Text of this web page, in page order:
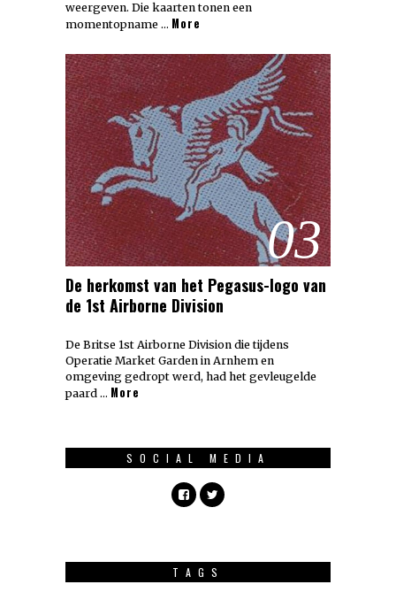
weergeven. Die kaarten tonen een
momentopname … More
03
De herkomst van het Pegasus-logo van
de 1st Airborne Division
De Britse 1st Airborne Division die tijdens
Operatie Market Garden in Arnhem en
omgeving gedropt werd, had het gevleugelde
paard … More
SOCIAL MEDIA
TAGS